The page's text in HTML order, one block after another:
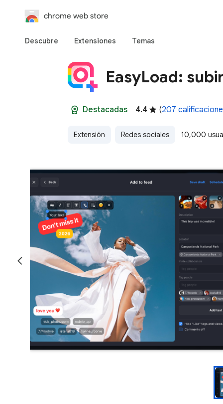
chrome web store
Descubre Extensiones Temas
EasyLoad:
Destacadas 4.4 (207
Extensión Redes sociales 10,000